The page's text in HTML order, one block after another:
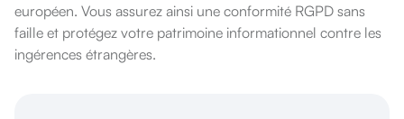
européen. Vous assurez ainsi une conformité RGPD sans
faille et protégez votre patrimoine informationnel contre les
ingérences étrangères.